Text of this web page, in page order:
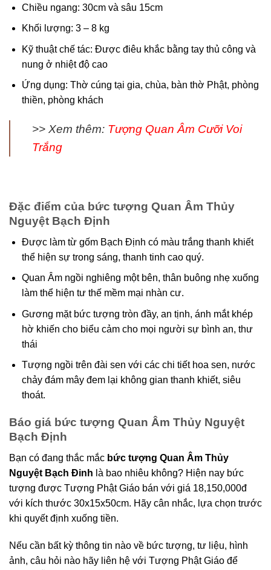
Chiều ngang: 30cm và sâu 15cm
Khối lượng: 3 – 8 kg
Kỹ thuật chế tác: Được điêu khắc bằng tay thủ công và
nung ở nhiệt độ cao
Ứng dụng: Thờ cúng tại gia, chùa, bàn thờ Phật, phòng
thiền, phòng khách
>> Xem thêm: Tượng Quan Âm Cưỡi Voi
Trắng
Đặc điểm của bức tượng Quan Âm Thủy
Nguyệt Bạch Định
Được làm từ gốm Bạch Định có màu trắng thanh khiết
thể hiện sự trong sáng, thanh tinh cao quý.
Quan Âm ngồi nghiêng một bên, thân buông nhẹ xuống
làm thể hiện tư thế mềm mại nhàn cư.
Gương mặt bức tượng tròn đầy, an tịnh, ánh mắt khép
hờ khiến cho biểu cảm cho mọi người sự bình an, thư
thái
Tượng ngồi trên đài sen với các chi tiết hoa sen, nước
chảy đám mây đem lại không gian thanh khiết, siêu
thoát.
Báo giá bức tượng Quan Âm Thủy Nguyệt
Bạch Định
Bạn có đang thắc mắc bức tượng Quan Âm Thủy
Nguyệt Bạch Đinh là bao nhiêu không? Hiện nay bức
tượng được Tượng Phật Giáo bán với giá 18,150,000đ
với kích thước 30x15x50cm. Hãy cân nhắc, lựa chọn trước
khi quyết định xuống tiền.
Nếu cần bất kỳ thông tin nào về bức tượng, tư liệu, hình
ảnh, câu hỏi nào hãy liên hệ với Tượng Phật Giáo để